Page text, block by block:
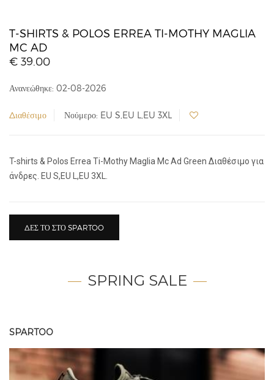
T-SHIRTS & POLOS ERREA TI-MOTHY MAGLIA
MC AD
€ 39.00
Ανανεώθηκε: 02-08-2026
Διαθέσιμο Νούμερο: EU S,EU L,EU 3XL
T-shirts & Polos Errea Ti-Mothy Maglia Mc Ad Green Διαθέσιμο για
άνδρες. EU S,EU L,EU 3XL.
ΔΕΣ ΤΟ ΣΤΟ SPARTOO
SPRING SALE
SPARTOO